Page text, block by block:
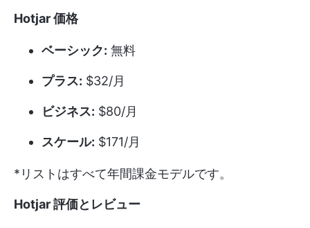
Hotjar 価格
ベーシック: 無料
プラス: $32/月
ビジネス: $80/月
スケール: $171/月
*リストはすべて年間課金モデルです。
Hotjar 評価とレビュー